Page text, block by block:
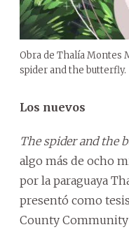
Obra de Thalía Montes
spider and the butterfly.
Los nuevos
The spider and the
algo más de ocho
por la paraguaya
presentó como
County Community